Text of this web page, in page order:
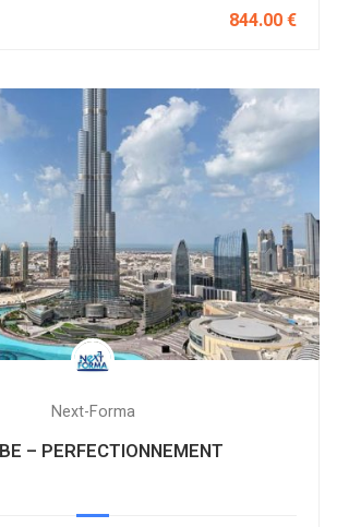
844.00 €
Next-Forma
– PERFECTIONNEMENT